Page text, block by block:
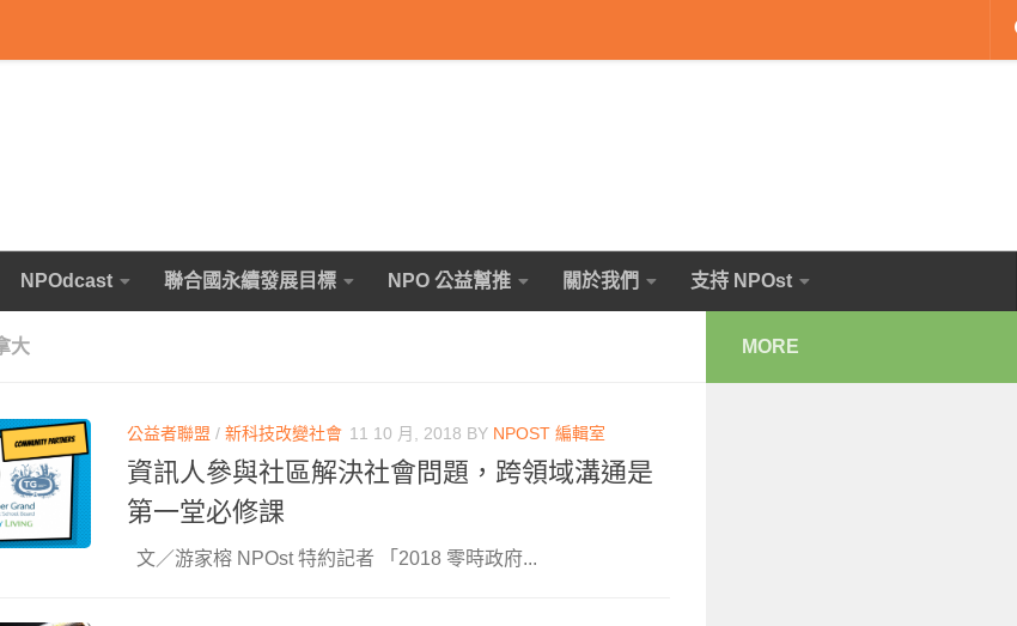
NPOdcast 聯合國永續發展目標 NPO 公益幫推 關於我們 支持 NPOst
大
公益者聯盟 / 新科技改變社會 11 10 月, 2018 BY NPOST 編輯室
資訊人參與社區解決社會問題，跨領域溝通是
第一堂必修課
文／游家榕 NPOst 特約記者 「2018 零時政府...
MORE